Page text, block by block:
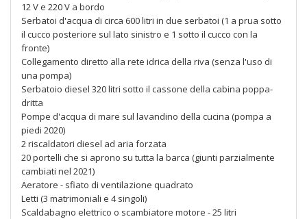
12 V e 220 V a bordo
Serbatoi d'acqua di circa 600 litri in due serbatoi (1 a prua sotto
il cucco posteriore sul lato sinistro e 1 sotto il cucco con la
fronte)
Collegamento diretto alla rete idrica della riva (senza l'uso di
una pompa)
Serbatoio diesel 320 litri sotto il cassone della cabina poppa-
dritta
Pompe d'acqua di mare sul lavandino della cucina (pompa a
piedi 2020)
2 riscaldatori diesel ad aria forzata
20 portelli che si aprono su tutta la barca (giunti parzialmente
cambiati nel 2021)
Aeratore - sfiato di ventilazione quadrato
Letti (3 matrimoniali e 4 singoli)
Scaldabagno elettrico o scambiatore motore - 25 litri